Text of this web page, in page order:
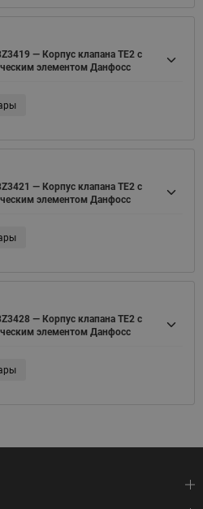
— Корпус клапана TE2 с
элементом Данфосс
— Корпус клапана TE2 с
элементом Данфосс
— Корпус клапана TE2 с
элементом Данфосс